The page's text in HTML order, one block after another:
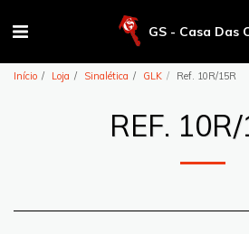
GS - Casa Das
Início Loja Sinalética GLK Ref. 10R/15R
REF.